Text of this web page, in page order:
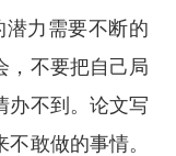
力需要不断的
，不要把自己局
办不到。论文写
敢做的事情。